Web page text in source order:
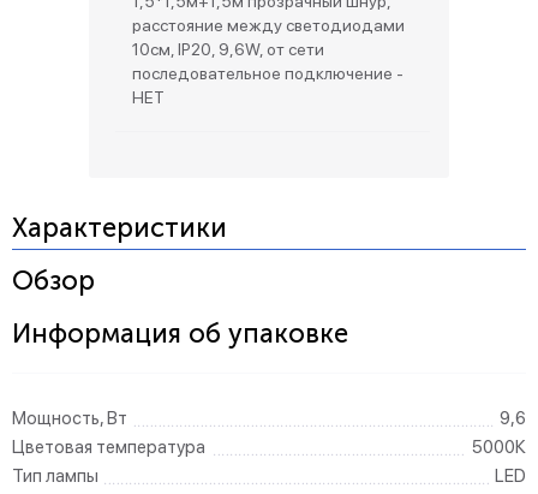
расстояние между светодиодами
10см, IP20, 9,6W, от сети
последовательное подключение -
НЕТ
Характеристики
Обзор
Информация об упаковке
Мощность, Вт
9,6
Цветовая температура
5000К
Тип лампы
LED